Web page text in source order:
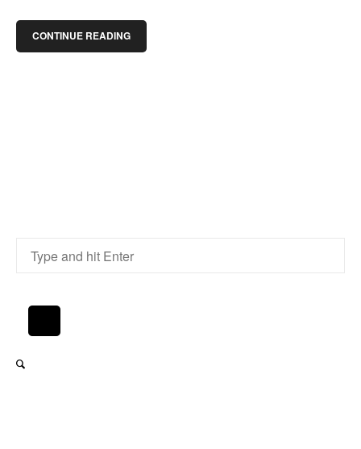
CONTINUE READING